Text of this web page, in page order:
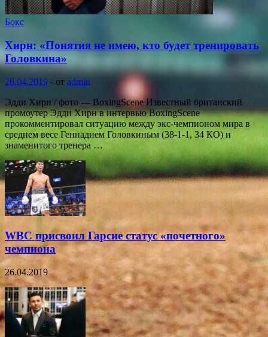
Бокс
Хирн: «Понятия не имею, кто будет тренировать
Головкина»
26.04.2019 - от admin
Эдди Хирн / фото — BoxingScene Известный британский
промоутер Эдди Хирн в интервью BoxingScene
прокомментировал ситуацию между экс-чемпионом мира в
среднем весе Геннадием Головкиным (38-1-1, 34 КО) и
знаменитого тренера …
WBC присвоил Гарсие статус «почетного»
чемпиона
26.04.2019